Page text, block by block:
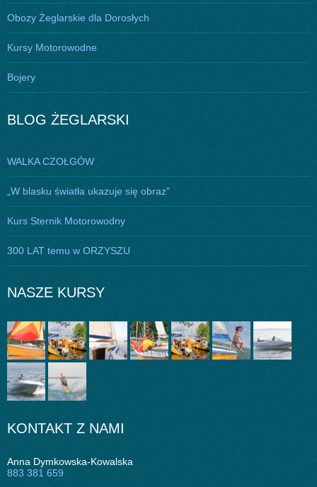
Obozy Żeglarskie dla Dorosłych
Kursy Motorowodne
Bojery
BLOG ŻEGLARSKI
WALKA CZOŁGÓW
„W blasku światła ukazuje się obraz”
Kurs Sternik Motorowodny
300 LAT temu w ORZYSZU
NASZE KURSY
KONTAKT Z NAMI
Anna Dymkowska-Kowalska
883 381 659